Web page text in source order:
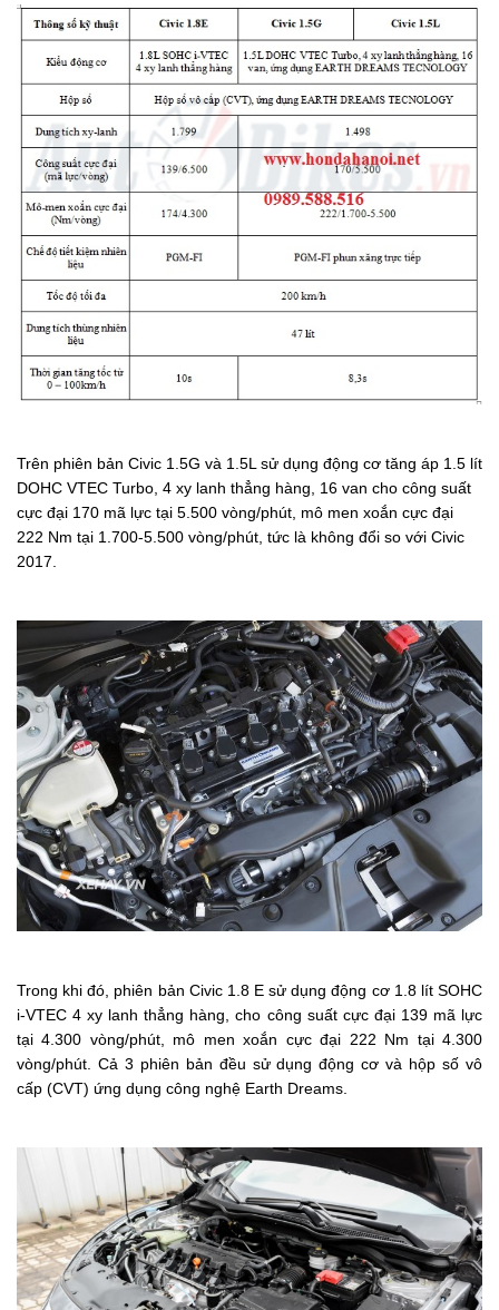
Trên phiên bản Civic 1.5G và 1.5L sử dụng động cơ tăng áp 1.5 lít
DOHC VTEC Turbo, 4 xy lanh thẳng hàng, 16 van cho công suất
cực đại 170 mã lực tại 5.500 vòng/phút, mô men xoắn cực đại
222 Nm tại 1.700-5.500 vòng/phút, tức là không đổi so với Civic
2017.
Trong khi đó, phiên bản Civic 1.8 E sử dụng động cơ 1.8 lít SOHC
i-VTEC 4 xy lanh thẳng hàng, cho công suất cực đại 139 mã lực
tại 4.300 vòng/phút, mô men xoắn cực đại 222 Nm tại 4.300
vòng/phút. Cả 3 phiên bản đều sử dụng động cơ và hộp số vô
cấp (CVT) ứng dụng công nghệ Earth Dreams.